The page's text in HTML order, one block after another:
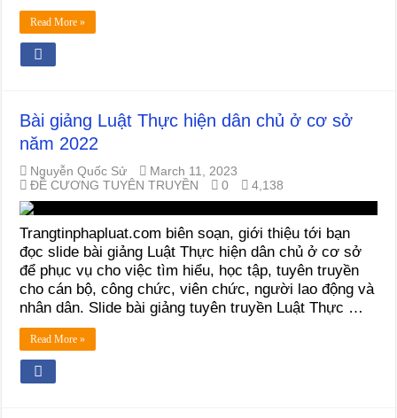
Read More »
Bài giảng Luật Thực hiện dân chủ ở cơ sở
năm 2022
Nguyễn Quốc Sử
March 11, 2023
ĐỀ CƯƠNG TUYÊN TRUYỀN
0 4,138
Trangtinphapluat.com biên soạn, giới thiệu tới bạn
đọc slide bài giảng Luật Thực hiện dân chủ ở cơ sở
để phục vụ cho việc tìm hiểu, học tập, tuyên truyền
cho cán bộ, công chức, viên chức, người lao động và
nhân dân. Slide bài giảng tuyên truyền Luật Thực …
Read More »